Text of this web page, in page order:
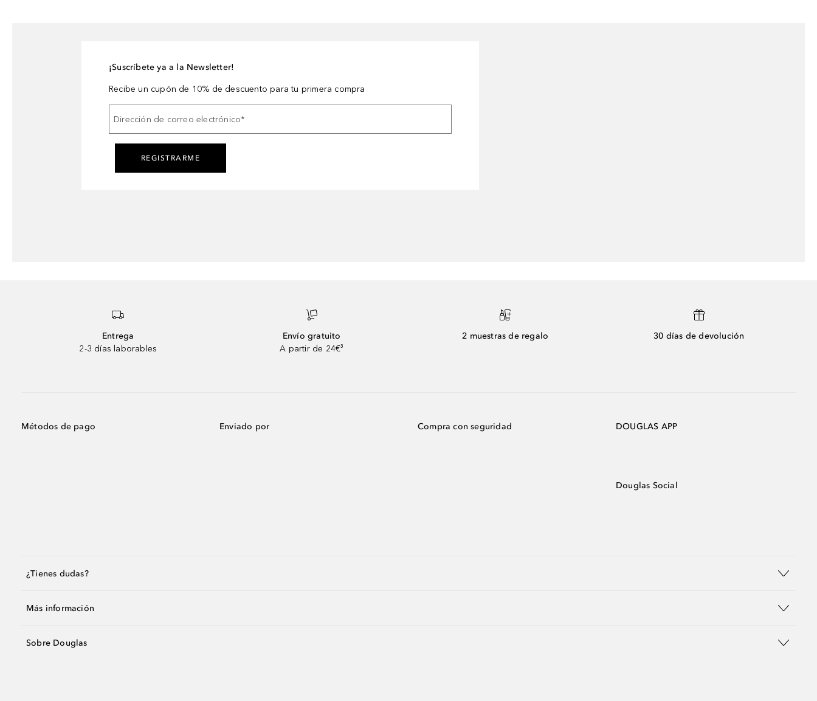
¡Suscríbete ya a la Newsletter!
Recibe un cupón de 10% de descuento para tu primera compra
Dirección de correo electrónico*
REGISTRARME
Entrega
2-3 días laborables
Envío gratuito
A partir de 24€³
2 muestras de regalo 30 días de devolución
Métodos de pago Enviado por Compra con seguridad DOUGLAS APP
Douglas Social
¿Tienes dudas?
Más información
Sobre Douglas